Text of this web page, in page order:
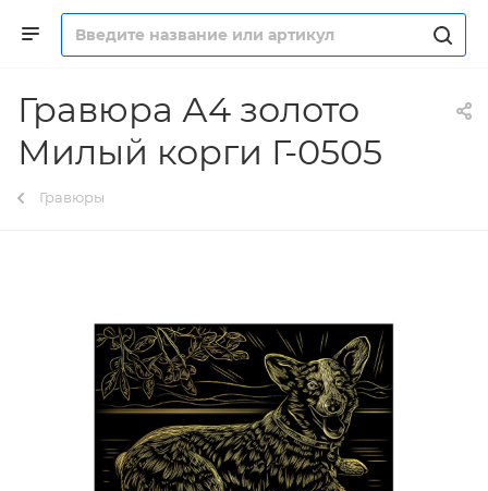
Гравюра А4 золото
Милый корги Г-0505
Гравюры